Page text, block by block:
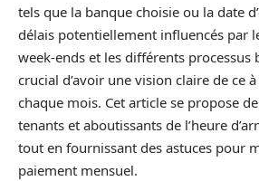
tels que la banque choisie ou la date
délais potentiellement influencés par
week-ends et les différents processus
crucial d’avoir une vision claire de ce
chaque mois. Cet article se propose
tenants et aboutissants de l’heure
tout en fournissant des astuces pour
paiement mensuel.